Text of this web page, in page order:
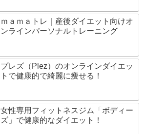
ｍａｍａトレ｜産後ダイエット向けオ
ンラインパーソナルトレーニング
プレズ（Plez）のオンラインダイエッ
トで健康的で綺麗に痩せる！
女性専用フィットネスジム「ボディー
ズ」で健康的なダイエット！